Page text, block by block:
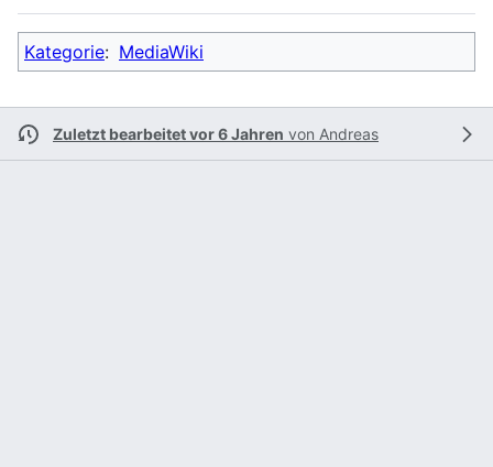
Kategorie: MediaWiki
Zuletzt bearbeitet vor 6 Jahren von Andreas